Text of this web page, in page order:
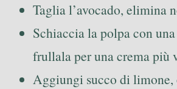
Taglia l’avocado, elimina
Schiaccia la polpa con
frullala per una crema più
Aggiungi succo di limone,